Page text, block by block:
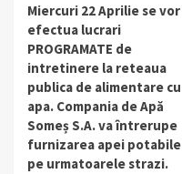
Miercuri 22 Aprilie se vor
efectua lucrari
PROGRAMATE de
intretinere la reteaua
publica de alimentare cu
apa. Compania de Apă
Someș S.A. va întrerupe
furnizarea apei potabile
pe urmatoarele strazi.